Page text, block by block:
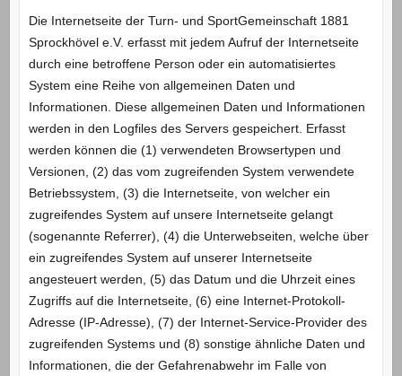
Die Internetseite der Turn- und SportGemeinschaft 1881
Sprockhövel e.V. erfasst mit jedem Aufruf der Internetseite
durch eine betroffene Person oder ein automatisiertes
System eine Reihe von allgemeinen Daten und
Informationen. Diese allgemeinen Daten und Informationen
werden in den Logfiles des Servers gespeichert. Erfasst
werden können die (1) verwendeten Browsertypen und
Versionen, (2) das vom zugreifenden System verwendete
Betriebssystem, (3) die Internetseite, von welcher ein
zugreifendes System auf unsere Internetseite gelangt
(sogenannte Referrer), (4) die Unterwebseiten, welche über
ein zugreifendes System auf unserer Internetseite
angesteuert werden, (5) das Datum und die Uhrzeit eines
Zugriffs auf die Internetseite, (6) eine Internet-Protokoll-
Adresse (IP-Adresse), (7) der Internet-Service-Provider des
zugreifenden Systems und (8) sonstige ähnliche Daten und
Informationen, die der Gefahrenabwehr im Falle von